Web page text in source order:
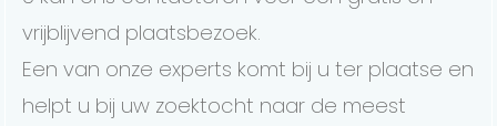
vrijblijvend plaatsbezoek.
Een van onze experts komt bij u ter plaatse en
helpt u bij uw zoektocht naar de meest